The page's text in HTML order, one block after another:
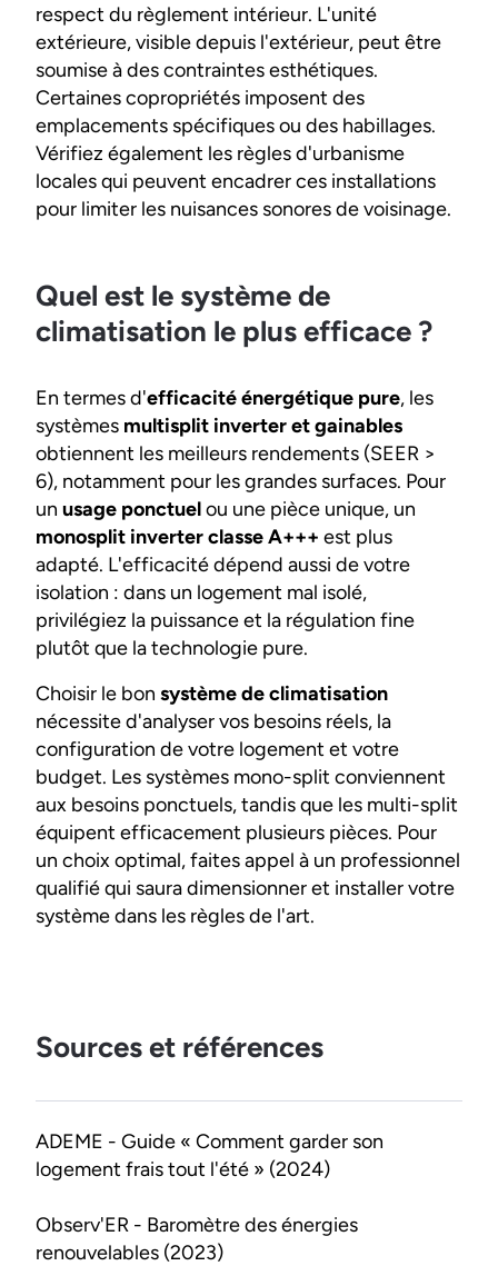
respect du règlement intérieur. L'unité
extérieure, visible depuis l'extérieur, peut être
soumise à des contraintes esthétiques.
Certaines copropriétés imposent des
emplacements spécifiques ou des habillages.
Vérifiez également les règles d'urbanisme
locales qui peuvent encadrer ces installations
pour limiter les nuisances sonores de voisinage.
Quel est le système de
climatisation le plus efficace ?
En termes d'efficacité énergétique pure, les
systèmes multisplit inverter et gainables
obtiennent les meilleurs rendements (SEER >
6), notamment pour les grandes surfaces. Pour
un usage ponctuelou une pièce unique, un
monosplit inverter classe A+++ est plus
adapté. L'efficacité dépend aussi de votre
isolation : dans un logement mal isolé,
privilégiez la puissance et la régulation fine
plutôt que la technologie pure.
Choisir le bon système de climatisation
nécessite d'analyser vos besoins réels, la
configuration de votre logement et votre
budget. Les systèmes mono-split conviennent
aux besoins ponctuels, tandis que les multi-split
équipent efficacement plusieurs pièces. Pour
un choix optimal, faites appel à un professionnel
qualifié qui saura dimensionner et installer votre
système dans les règles de l'art.
Sources et références
ADEME - Guide « Comment garder son
logement frais tout l'été » (2024)
Observ'ER - Baromètre des énergies
renouvelables (2023)